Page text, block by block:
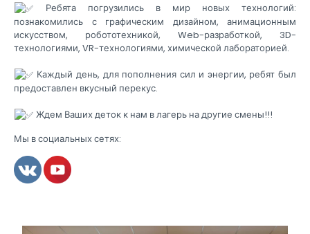
Ребята погрузились в мир новых технологий:
познакомились с графическим дизайном, анимационным
искусством, робототехникой, Web-разработкой, 3D-
технологиями, VR-технологиями, химической лабораторией.
Каждый день, для пополнения сил и энергии, ребят был
предоставлен вкусный перекус.
Ждем Ваших деток к нам в лагерь на другие смены!!!
Мы в социальных сетях: